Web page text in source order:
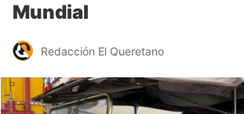
Mundial
Redacción El Queretano